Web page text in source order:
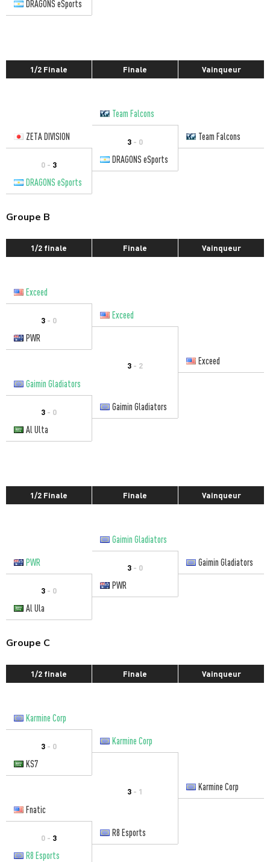
DRAGONS eSports
1/2 Finale Finale Vainqueur
Team Falcons
ZETA DIVISION
3 - 0 Team Falcons
0 - 3
DRAGONS eSports
DRAGONS eSports
Groupe B
1/2 finale Finale Vainqueur
Exceed
3 - 0
Exceed
PWR
3 - 2
Exceed
Gaimin Gladiators
3 - 0
Gaimin Gladiators
Al Ulta
1/2 Finale Finale Vainqueur
Gaimin Gladiators
PWR
3 - 0 Gaimin Gladiators
3 - 0
PWR
Al Ula
Groupe C
1/2 finale Finale Vainqueur
Karmine Corp
3 - 0
Karmine Corp
KS7
3 - 1
Karmine Corp
Fnatic
0 - 3
R8 Esports
R8 Esports